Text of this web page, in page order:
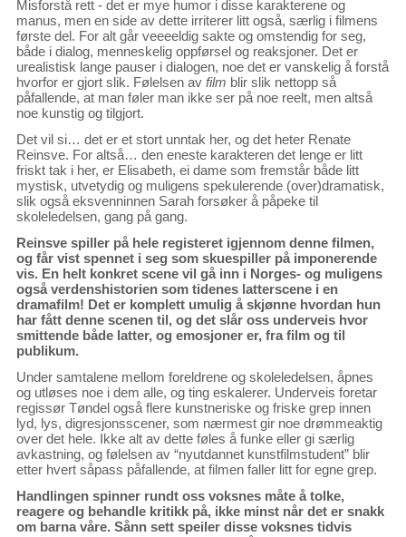
Misforstå rett - det er mye humor i disse karakterene og
manus, men en side av dette irriterer litt også, særlig i filmens
første del. For alt går veeeeldig sakte og omstendig for seg,
både i dialog, menneskelig oppførsel og reaksjoner. Det er
urealistisk lange pauser i dialogen, noe det er vanskelig å forstå
hvorfor er gjort slik. Følelsen av film blir slik nettopp så
påfallende, at man føler man ikke ser på noe reelt, men altså
noe kunstig og tilgjort.
Det vil si… det er et stort unntak her, og det heter Renate
Reinsve. For altså… den eneste karakteren det lenge er litt
friskt tak i her, er Elisabeth, ei dame som fremstår både litt
mystisk, utvetydig og muligens spekulerende (over)dramatisk,
slik også eksvenninnen Sarah forsøker å påpeke til
skoleledelsen, gang på gang.
Reinsve spiller på hele registeret igjennom denne filmen,
og får vist spennet i seg som skuespiller på imponerende
vis. En helt konkret scene vil gå inn i Norges- og muligens
også verdenshistorien som tidenes latterscene i en
dramafilm! Det er komplett umulig å skjønne hvordan hun
har fått denne scenen til, og det slår oss underveis hvor
smittende både latter, og emosjoner er, fra film og til
publikum.
Under samtalene mellom foreldrene og skoleledelsen, åpnes
og utløses noe i dem alle, og ting eskalerer. Underveis foretar
regissør Tøndel også flere kunstneriske og friske grep innen
lyd, lys, digresjonsscener, som nærmest gir noe drømmeaktig
over det hele. Ikke alt av dette føles å funke eller gi særlig
avkastning, og følelsen av “nyutdannet kunstfilmstudent” blir
etter hvert såpass påfallende, at filmen faller litt for egne grep.
Handlingen spinner rundt oss voksnes måte å tolke,
reagere og behandle kritikk på, ikke minst når det er snakk
om barna våre. Sånn sett speiler disse voksnes tidvis